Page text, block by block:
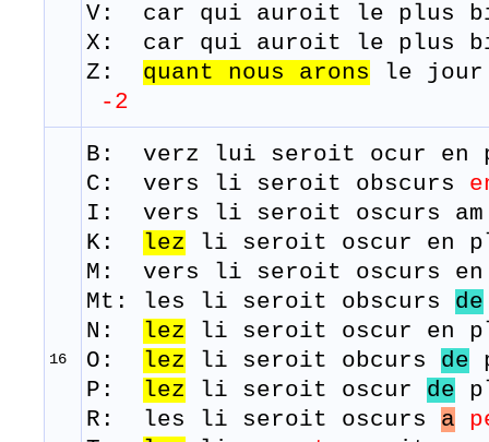
V: car qui auroit le plus
X: car qui auroit le plus
Z: quant nous arons le
-2
16
B: verz lui seroit ocur en
C: vers li seroit obscurs
I: vers li seroit oscurs
K:
lez li seroit oscur en
M: vers li seroit oscurs
Mt: les li seroit obscurs de
N:
lez li seroit oscur en
O:
lez li seroit obcurs de
P:
lez li seroit oscur de
R: les li seroit oscurs a